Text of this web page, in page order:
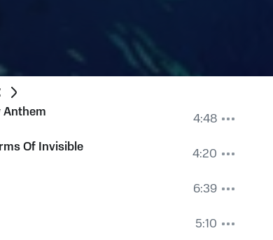
4:48
Of Invisible
4:20
6:39
5:10